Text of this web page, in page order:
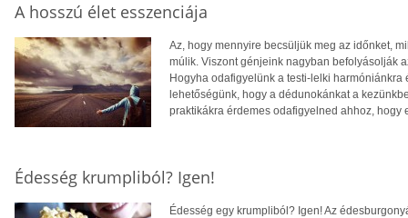
A hosszú élet esszenciája
Az, hogy mennyire becsüljük meg az időnket,
múlik. Viszont génjeink nagyban befolyásolják
Hogyha odafigyelünk a testi-lelki
lehetőségünk, hogy a dédunokánkat a
praktikákra érdemes odafigyelned ahhoz, hogy
Édesség krumpliból? Igen!
Édesség egy krumpliból? Igen! Az